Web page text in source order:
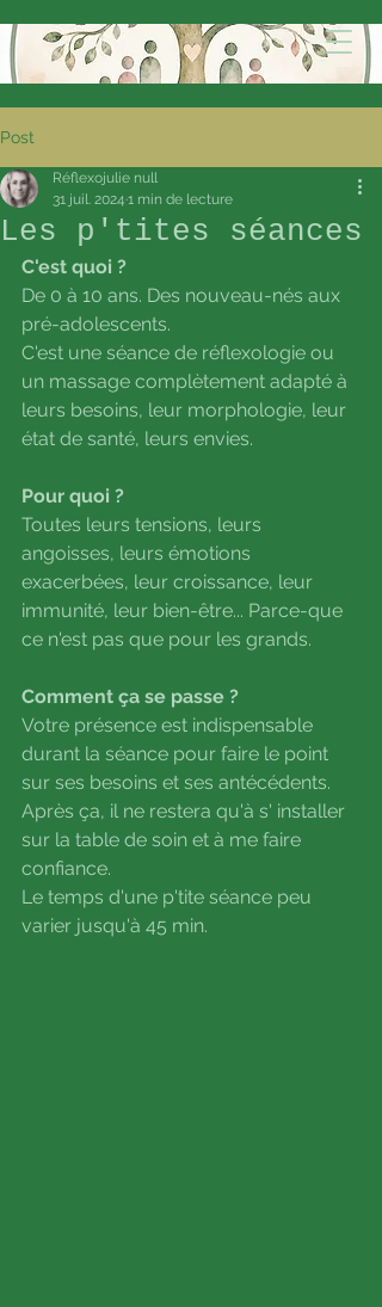
Post
Les p'tites séances
Réflexojulie null
31 juil. 2024 1 min de lecture
C'est quoi ?
De 0 à 10 ans. Des nouveau-nés aux
pré-adolescents.
C'est une séance de réflexologie ou
un massage complètement adapté à
leurs besoins, leur morphologie, leur
état de santé, leurs envies.
Pour quoi ?
Toutes leurs tensions, leurs
angoisses, leurs émotions
exacerbées, leur croissance, leur
immunité, leur bien-être... Parce-que
ce n'est pas que pour les grands.
Comment ça se passe ?
Votre présence est indispensable
durant la séance pour faire le point
sur ses besoins et ses antécédents.
Après ça, il ne restera qu'à s' installer
sur la table de soin et à me faire
confiance.
Le temps d'une p'tite séance peu
varier jusqu'à 45 min.